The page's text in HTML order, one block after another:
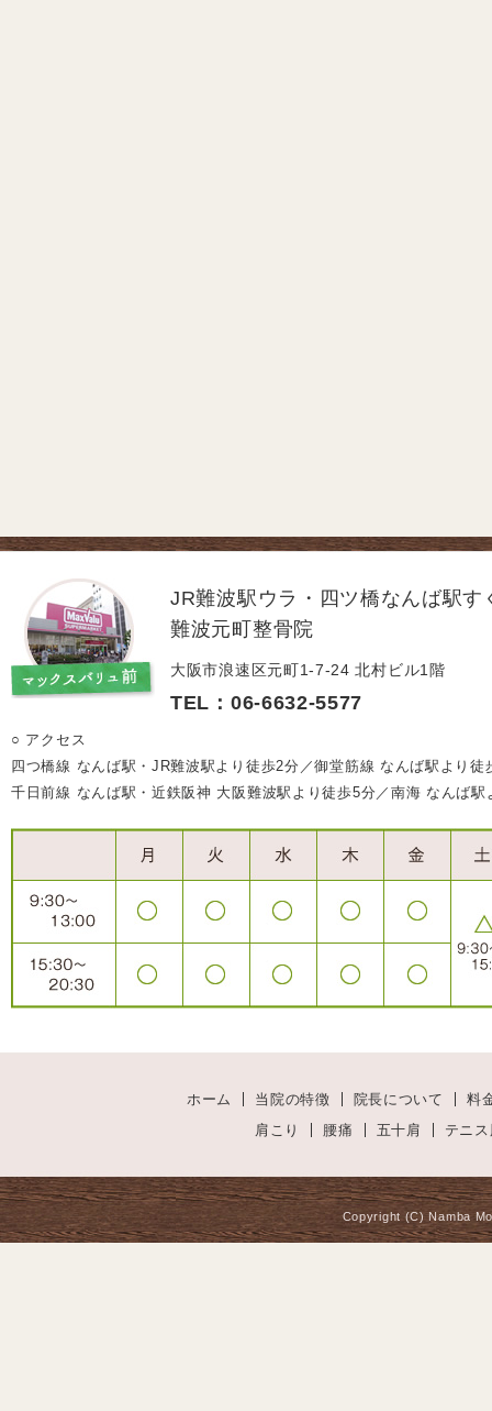
JR難波駅ウラ・四ツ橋なんば駅す
難波元町整骨院
大阪市浪速区元町1-7-24 北村ビル1階
TEL：06-6632-5577
○ アクセス
四つ橋線 なんば駅・JR難波駅より徒歩2分／御堂筋線 なんば駅より徒
千日前線 なんば駅・近鉄阪神 大阪難波駅より徒歩5分／南海 なんば駅
ホーム 当院の特徴 院長について
料
肩こり
腰痛 五十肩 テニ
Copyright (C) Namba